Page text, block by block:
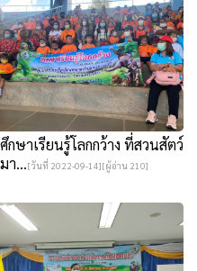
กษาเรียนรู้โลกกว้าง ที่สวนสัตว์
า...[วันที่ 2022-09-14][ผู้อ่าน 210]